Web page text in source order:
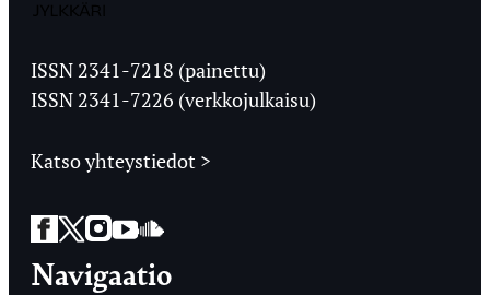
Ylioppilaslehti
ISSN 2341-7218 (painettu)
ISSN 2341-7226 (verkkojulkaisu)
Katso yhteystiedot >
Facebook
Twitter
Instagram
YouTube
SoundCloud
Navigaatio